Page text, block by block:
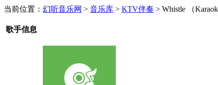
当前位置： 幻听音乐网 > 音乐库 > KTV伴奏 > Whistle （
歌手信息